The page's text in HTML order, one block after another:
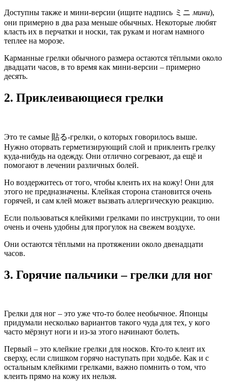
Доступны также и мини-версии (ищите надпись ミニ мини),
они примерно в два раза меньше обычных. Некоторые любят
класть их в перчатки и носки, так рукам и ногам намного
теплее на морозе.
Карманные грелки обычного размера остаются тёплыми около
двадцати часов, в то время как мини-версии – примерно
десять.
2. Приклеивающиеся грелки
Это те самые 貼る-грелки, о которых говорилось выше.
Нужно оторвать герметизирующий слой и приклеить грелку
куда-нибудь на одежду. Они отлично согревают, да ещё и
помогают в лечении различных болей.
Но воздержитесь от того, чтобы клеить их на кожу! Они для
этого не предназначены. Клейкая сторона становится очень
горячей, и сам клей может вызвать аллергическую реакцию.
Если пользоваться клейкими грелками по инструкции, то они
очень и очень удобны для прогулок на свежем воздухе.
Они остаются тёплыми на протяжении около двенадцати
часов.
3. Горячие пальчики – грелки для ног
Грелки для ног – это уже что-то более необычное. Японцы
придумали несколько вариантов такого чуда для тех, у кого
часто мёрзнут ноги и из-за этого начинают болеть.
Первый – это клейкие грелки для носков. Кто-то клеит их
сверху, если слишком горячо наступать при ходьбе. Как и с
остальным клейкими грелками, важно помнить о том, что
клеить прямо на кожу их нельзя.